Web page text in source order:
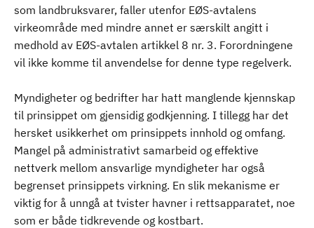
som landbruksvarer, faller utenfor EØS-avtalens
virkeområde med mindre annet er særskilt angitt i
medhold av EØS-avtalen artikkel 8 nr. 3. Forordningene
vil ikke komme til anvendelse for denne type regelverk.
Myndigheter og bedrifter har hatt manglende kjennskap
til prinsippet om gjensidig godkjenning. I tillegg har det
hersket usikkerhet om prinsippets innhold og omfang.
Mangel på administrativt samarbeid og effektive
nettverk mellom ansvarlige myndigheter har også
begrenset prinsippets virkning. En slik mekanisme er
viktig for å unngå at tvister havner i rettsapparatet, noe
som er både tidkrevende og kostbart.